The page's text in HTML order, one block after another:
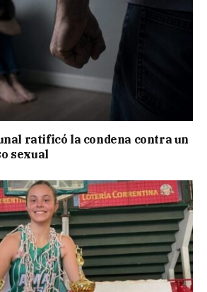
ratificó la condena contra un
sexual